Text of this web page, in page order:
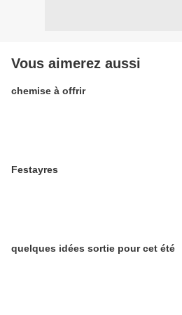
Vous aimerez aussi
chemise à offrir
Festayres
quelques idées sortie pour cet été